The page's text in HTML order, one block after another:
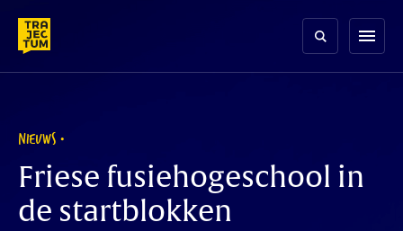
content
menu
NIEUWS
Friese fusiehogeschool in
de startblokken